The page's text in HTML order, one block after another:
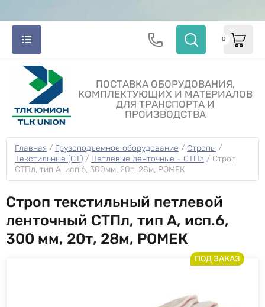
ПОСТАВКА ОБОРУДОВАНИЯ,
КОМПЛЕКТУЮЩИХ И МАТЕРИАЛОВ
ДЛЯ ТРАНСПОРТА И
ПРОИЗВОДСТВА
0
Главная / Грузоподъемное оборудование / Стропы
Текстильные (СТ) / Петлевые ленточные - СТПл / Строп
СТПл, тип A, исп.6, 300мм, 20т, 28м, РОМЕК
Строп текстильный петлевой
ленточный СТПл, тип A, исп.6,
300 мм, 20т, 28м, РОМЕК
ПОД ЗАКАЗ